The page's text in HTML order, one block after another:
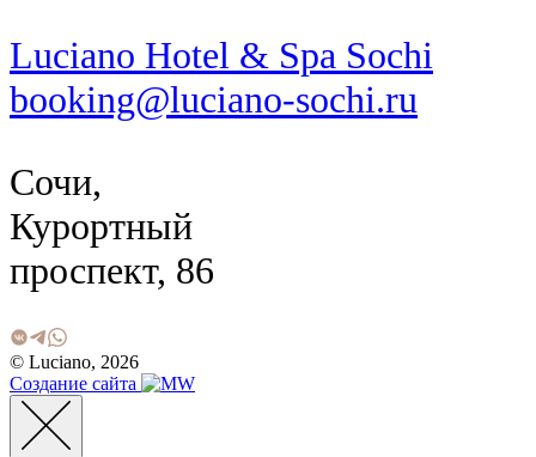
Luciano Hotel & Spa Sochi
booking@luciano-sochi.ru
Сочи,
Курортный
проспект, 86
© Luciano, 2026
Создание сайта